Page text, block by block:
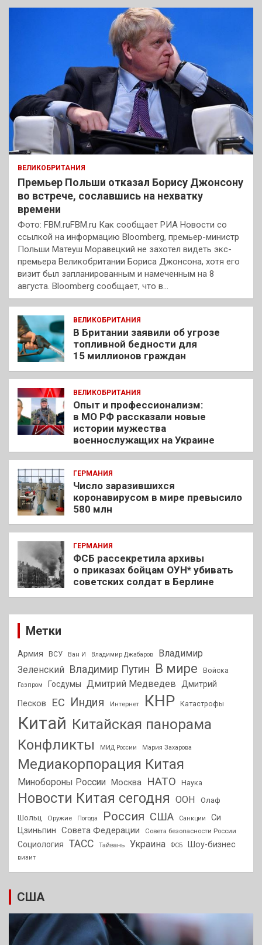
ВЕЛИКОБРИТАНИЯ
Премьер Польши отказал Борису Джонсону
во встрече, сославшись на нехватку
времени
Фото: FBM.ruFBM.ru Как сообщает РИА Новости со
ссылкой на информацию Bloomberg, премьер-министр
Польши Матеуш Моравецкий не захотел видеть экс-
премьера Великобритании Бориса Джонсона, хотя его
визит был запланированным и намеченным на 8
августа. Bloomberg сообщает, что в…
ВЕЛИКОБРИТАНИЯ
В Британии заявили об угрозе
топливной бедности для
15 миллионов граждан
ВЕЛИКОБРИТАНИЯ
Опыт и профессионализм:
в МО РФ рассказали новые
истории мужества
военнослужащих на Украине
ГЕРМАНИЯ
Число заразившихся
коронавирусом в мире превысило
580 млн
ГЕРМАНИЯ
ФСБ рассекретила архивы
о приказах бойцам ОУН* убивать
советских солдат в Берлине
Метки
Армия ВСУ Ван И Владимир Джабаров
Владимир
Зеленский Владимир Путин В мире Войска
Газпром Госдумы Дмитрий Медведев Дмитрий
Песков
ЕС Индия Интернет КНР Катастрофы
Китай Китайская панорама
Конфликты
МИД России Мария Захарова
Медиакорпорация Китая
Минобороны России Москва НАТО Наука
Новости Китая сегодня ООН
Олаф
Шольц
Оружие Погода Россия США Санкции
Си
Цзиньпин Совета Федерации Совета безопасности России
Социология ТАСС Тайвань Украина ФСБ Шоу-бизнес
визит
США